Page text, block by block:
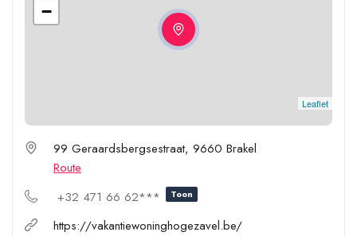
−
Leaflet
99 Geraardsbergsestraat, 9660 Brakel
Route
+32 471 66 62***
Toon
https://vakantiewoninghogezavel.be/